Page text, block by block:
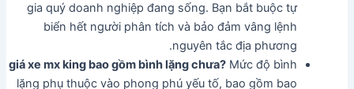
gia quý doanh nghiệp đang sống. Bạn bắt buộc tự
biển hết người phân tích và bảo đảm vâng lệnh
nguyên tắc địa phương.
giá xe mx king bao gồm bình lặng chưa? Mức độ bình
lặng phụ thuộc vào phong phú yếu tố, bao gồm bao